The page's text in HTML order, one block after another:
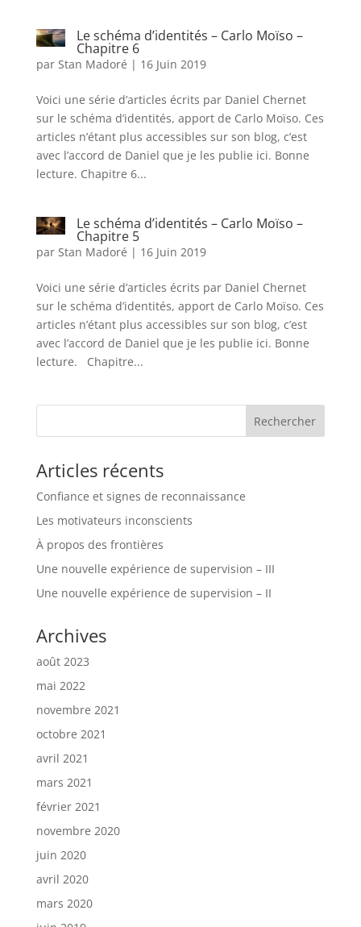
Le schéma d’identités – Carlo Moïso –
Chapitre 6
par Stan Madoré | 16 Juin 2019
Voici une série d’articles écrits par Daniel Chernet
sur le schéma d’identités, apport de Carlo Moïso. Ces
articles n’étant plus accessibles sur son blog, c’est
avec l’accord de Daniel que je les publie ici. Bonne
lecture. Chapitre 6...
Le schéma d’identités – Carlo Moïso –
Chapitre 5
par Stan Madoré | 16 Juin 2019
Voici une série d’articles écrits par Daniel Chernet
sur le schéma d’identités, apport de Carlo Moïso. Ces
articles n’étant plus accessibles sur son blog, c’est
avec l’accord de Daniel que je les publie ici. Bonne
lecture. Chapitre...
Articles récents
Confiance et signes de reconnaissance
Les motivateurs inconscients
À propos des frontières
Une nouvelle expérience de supervision – III
Une nouvelle expérience de supervision – II
Archives
août 2023
mai 2022
novembre 2021
octobre 2021
avril 2021
mars 2021
février 2021
novembre 2020
juin 2020
avril 2020
mars 2020